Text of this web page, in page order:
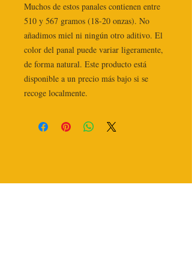
Muchos de estos panales contienen entre
510 y 567 gramos (18-20 onzas). No
añadimos miel ni ningún otro aditivo. El
color del panal puede variar ligeramente,
de forma natural. Este producto está
disponible a un precio más bajo si se
recoge localmente.